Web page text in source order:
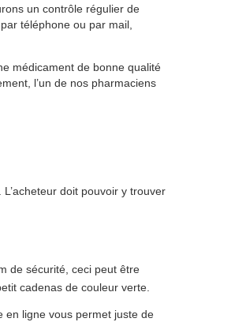
un contrôle régulier de
téléphone ou par mail,
médicament de bonne qualité
l’un de nos pharmaciens
doit pouvoir y trouver
de sécurité, ceci peut être
cadenas de couleur verte.
en ligne vous permet juste de